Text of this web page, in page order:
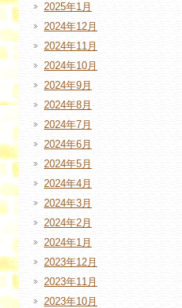
2025年1月
2024年12月
2024年11月
2024年10月
2024年9月
2024年8月
2024年7月
2024年6月
2024年5月
2024年4月
2024年3月
2024年2月
2024年1月
2023年12月
2023年11月
2023年10月